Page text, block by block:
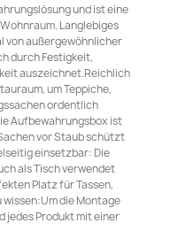
und ist eine
Langlebiges
von außergewöhnlicher
durch Festigkeit,
auszeichnet.Reichlich
um Teppiche,
ordentlich
Aufbewahrungsbox ist
vor Staub schützt
einsetzbar: Die
als Tisch verwendet
Platz für Tassen,
die Montage
jedes Produkt mit einer